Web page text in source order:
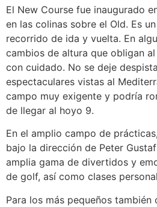
El New Course fue inaugurado
en las colinas sobre el Old. Es
recorrido de ida y vuelta. En
cambios de altura que obligan
con cuidado. No se deje
espectaculares vistas al
campo muy exigente y podría
de llegar al hoyo 9.
En el amplio campo de
bajo la dirección de Peter
amplia gama de divertidos y
de golf, así como clases
Para los más pequeños